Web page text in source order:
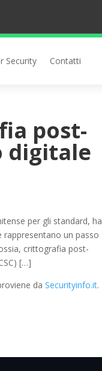
Security Contatti
post-
digitale
per gli standard, ha
rappresentano un passo
crittografia post-
[…]
daSecurityinfo.it.